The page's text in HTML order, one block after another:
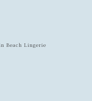
Beach Lingerie